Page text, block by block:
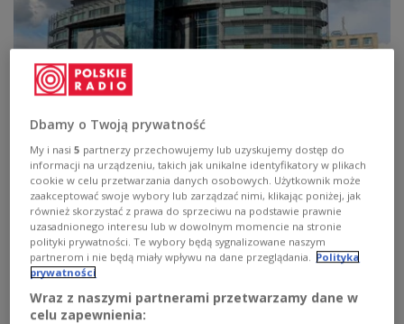
Sport inspirował twórców kultury.
"Wierzyński na olimpiadzie w 1928 roku,
zdobył złoty medal za swój wiersz"
- Kiedy popatrzymy wstecz, to zobaczymy, że 80. lat
temu związki pomiędzy sportem, a twórcami kultury i
sztuki, były znacznie silniejsze niż dziś. Były dla nich
ważną inspiracją, zgodnie z duchem nowożytnych
olimpiad - powiedział w Polskim Radiu 24 prof. Robert
Gawkowski, z Działu Naukowego Muzeum Sportu i
Turystyki.
Dbamy o Twoją prywatność
My i nasi5 partnerzy przechowujemy lub uzyskujemy dostęp do
informacji na urządzeniu, takich jak unikalne identyfikatory w plikach
cookie w celu przetwarzania danych osobowych. Użytkownik może
zaakceptować swoje wybory lub zarządzać nimi, klikając poniżej, jak
również skorzystać z prawa do sprzeciwu na podstawie prawnie
uzasadnionego interesu lub w dowolnym momencie na stronie
polityki prywatności. Te wybory będą sygnalizowane naszym
partnerom i nie będą miały wpływu na dane przeglądania.
Polityka
prywatności
Wraz z naszymi partnerami przetwarzamy dane w
celu zapewnienia: